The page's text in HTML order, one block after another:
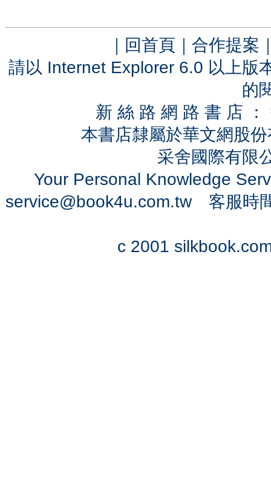
｜ 回首頁 ｜ 合作提案
請以 Internet Explorer 6.0 以上版
的
新 絲 路 網 路 書 店
本書店隸屬於華文網股
采舍國際有限
Your Personal Knowledge
service@book4u.com.tw客服時間
c 2001